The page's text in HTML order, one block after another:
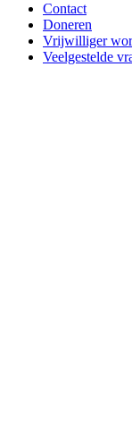
Contact
Doneren
Vrijwilliger
Veelgestelde